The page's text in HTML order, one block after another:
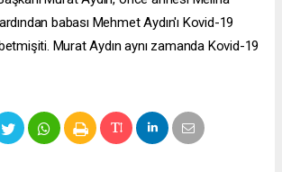
babası Mehmet Aydın'ı Kovid-19
Murat Aydın aynı zamanda Kovid-19